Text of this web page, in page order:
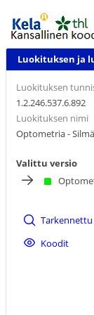
Luokituksen ja
Luokituksen
1.2.246.537.6.892
Luokituksen nimi
Optometria -
Valittu versio
Koodit